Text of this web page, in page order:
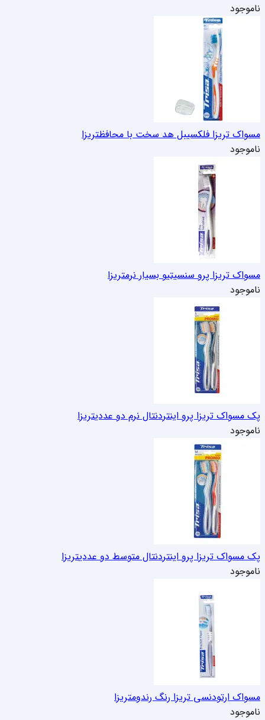
ناموجود
مسواک تریزا فلکسیبل هد سخت با محافظتریزا
ناموجود
مسواک تریزا پرو سنسیتیو بسیار نرمتریزا
ناموجود
پک مسواک تریزا پرو اینتردنتال نرم دو عددیتریزا
ناموجود
پک مسواک تریزا پرو اینتردنتال متوسط دو عددیتریزا
ناموجود
مسواک ارتودنسی تریزا رنگ رندومتریزا
ناموجود